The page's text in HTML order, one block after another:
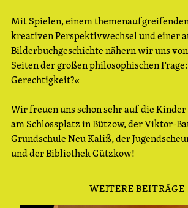
Mit Spielen, einem
kreativen Perspektivwechsel und einer
Bilderbuchgeschichte nähern wir uns
Seiten der großen philosophischen
Gerechtigkeit?«
Wir freuen uns schon sehr auf die
am Schlossplatz in Bützow, der Viktor-
Grundschule Neu Kaliß, der
und der Bibliothek Gützkow!
WEITERE BEITRÄGE